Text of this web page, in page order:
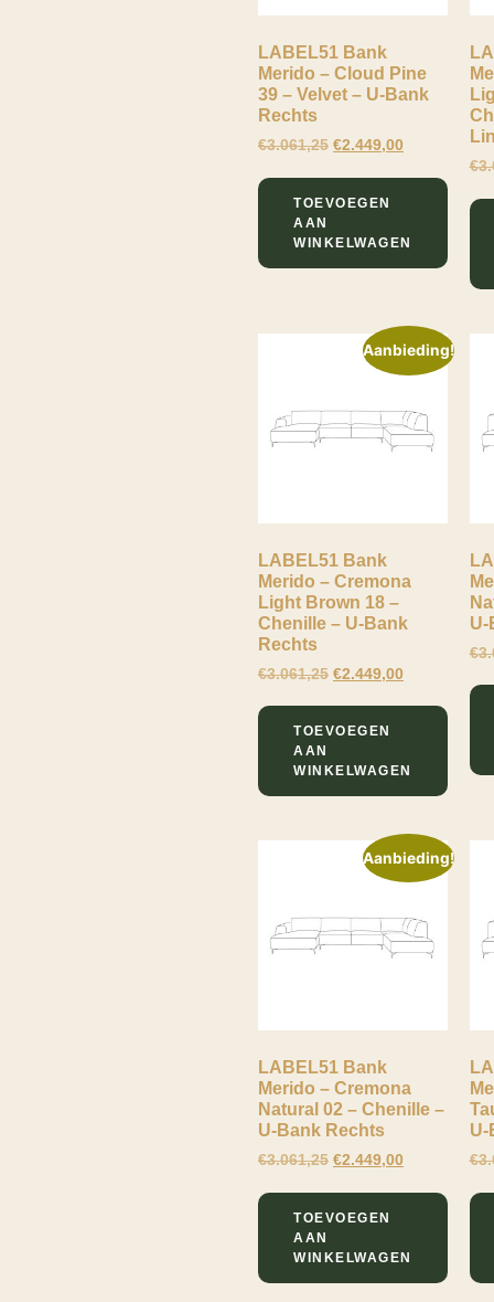
LABEL51 Bank
Merido – Cloud Pine
39 – Velvet – U-Bank
Rechts
€3.061,25 €2.449,00
TOEVOEGEN
AAN
WINKELWAGEN
€
Aanbieding!
LABEL51 Bank
Merido – Cremona
Light Brown 18 –
Chenille – U-Bank
Rechts
€3.061,25 €2.449,00
TOEVOEGEN
AAN
WINKELWAGEN
U-
€
Aanbieding!
LABEL51 Bank
Merido – Cremona
Natural 02 – Chenille –
U-Bank Rechts
€3.061,25 €2.449,00
TOEVOEGEN
AAN
WINKELWAGEN
U-
€
Lewo